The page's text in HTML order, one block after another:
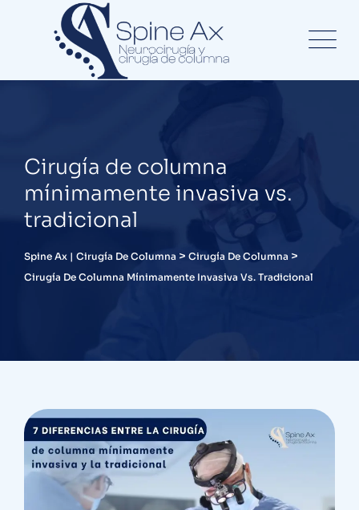
Cirugía de columna
mínimamente invasiva vs.
tradicional
Spine Ax | Cirugía De Columna > Cirugía De Columna >
Cirugía De Columna Mínimamente Invasiva Vs. Tradicional